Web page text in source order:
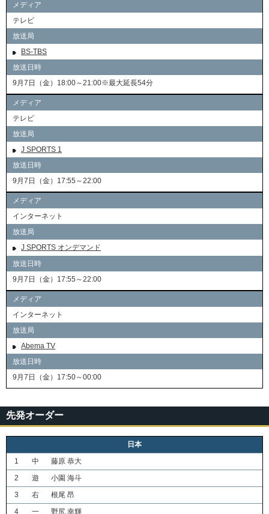
メディア
テレビ
放送局
BS-TBS
放送日時
9月7日（金）18:00～21:00※最大延長54分
メディア
テレビ
放送局
J SPORTS 1
放送日時
9月7日（金）17:55～22:00
メディア
インターネット
放送局
J SPORTS オンデマンド
放送日時
9月7日（金）17:55～22:00
メディア
インターネット
放送局
Abema TV
放送日時
9月7日（金）17:50～00:00
先発オーダー
日本
1
中
藤原 恭大
2
遊
小園 海斗
3
右
根尾 昂
4
一 野尻 幸輝